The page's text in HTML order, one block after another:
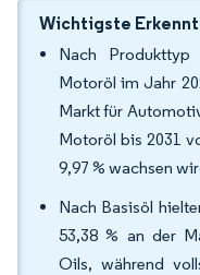
Wichtigste
Nach Produkttyp
Motoröl im Jahr
Markt für
Motoröl bis 2031
9,97 % wachsen
Nach Basisöl
53,38 % an der
Oils, während